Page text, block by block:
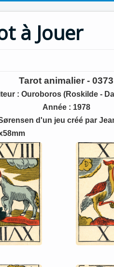
à Jouer
Tarot animalier - 0373
: Ouroboros (Roskilde -
Année: 1978
d'un jeu créé par